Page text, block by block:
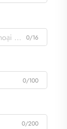
0/16
0/100
0/200